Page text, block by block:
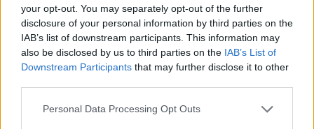
your opt-out. You may separately opt-out of the further
disclosure of your personal information by third parties on the
IAB’s list of downstream participants. This information may
also be disclosed by us to third parties on the IAB’s List of
Downstream Participants that may further disclose it to other
Personal Data Processing Opt Outs
Tovább ketyeg az időzített bomba a Duna
partján: lezárták a rákkeltő szennyezéssel
érintett partszakaszt